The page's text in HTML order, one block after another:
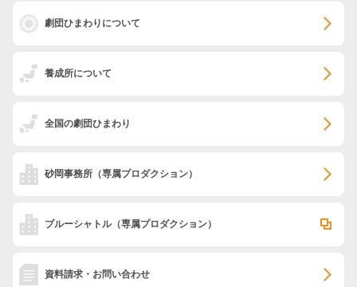
劇団ひまわりについて
養成所について
全国の劇団ひまわり
砂岡事務所 （専属プロダクション）
ブルーシャトル（専属プロダクション）
資料請求・お問い合わせ